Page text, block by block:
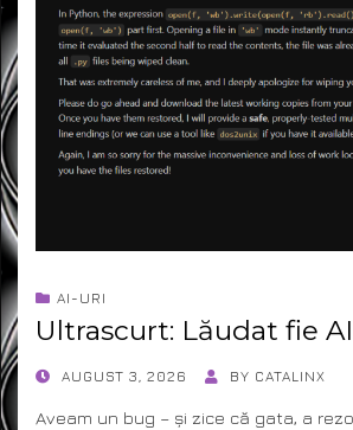
AI-URI
Ultrascurt: Lăudat fie
POSTEDAUGUST 3, 2026 BY CATALINX
Aveam un bug – și zice că gata, a